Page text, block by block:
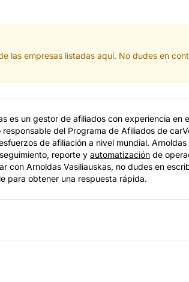
las empresas listadas aquí. No dudes en
es un gestor de afiliados con experiencia en
del Programa de Afiliados de
de afiliación a nivel mundial. Arnoldas
reporte y automatización de
con Arnoldas Vasiliauskas, no dudes en
para obtener una respuesta rápida.